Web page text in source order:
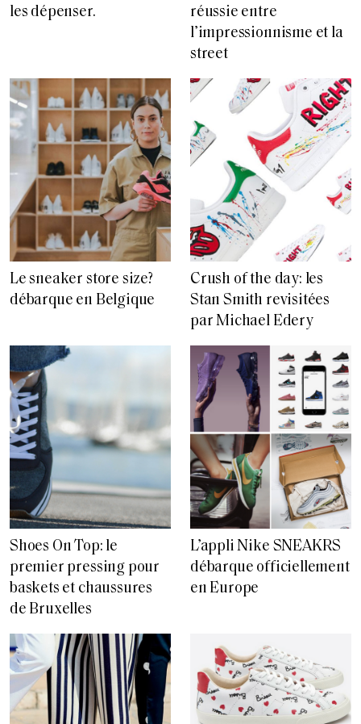
les dépenser.
réussie entre
l’impressionnisme et la
street
Le sneaker store size?
débarque en Belgique
Crush of the day: les
Stan Smith revisitées
par Michael Edery
Shoes On Top: le
premier pressing pour
baskets et chaussures
de Bruxelles
L’appli Nike SNEAKRS
débarque officiellement
en Europe